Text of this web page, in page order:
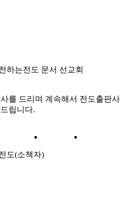
하는전도 문서 선교회
를 드리며 계속해서 전도출판사
립니다.
도(소책자)